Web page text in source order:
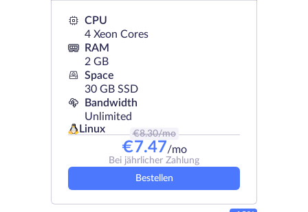
CPU
4 Xeon Cores
RAM
2 GB
Space
30 GB SSD
Bandwidth
Unlimited
Linux
€8.30/mo
€7.47/mo
Bei jährlicher Zahlung
Bestellen